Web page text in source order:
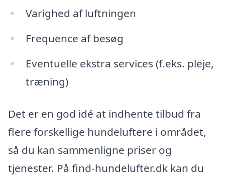
Varighed af luftningen
Frequence af besøg
Eventuelle ekstra services (f.eks. pleje,
træning)
Det er en god idé at indhente tilbud fra
flere forskellige hundeluftere i området,
så du kan sammenligne priser og
tjenester. På find-hundelufter.dk kan du